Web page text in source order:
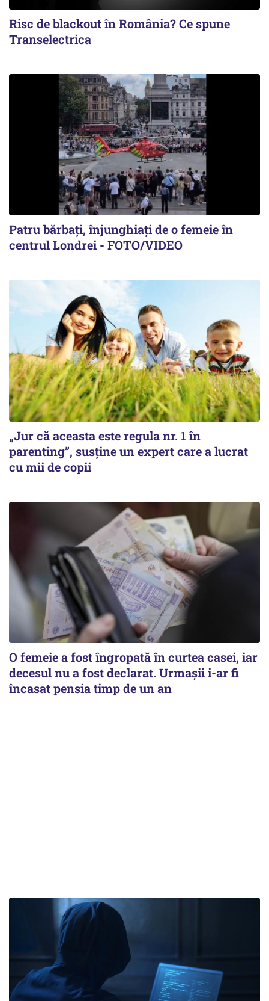
Risc de blackout în România? Ce spune
Transelectrica
Patru bărbați, înjunghiați de o femeie în
centrul Londrei - FOTO/VIDEO
„Jur că aceasta este regula nr. 1 în
parenting”, susține un expert care a lucrat
cu mii de copii
O femeie a fost îngropată în curtea casei, iar
decesul nu a fost declarat. Urmașii i-ar fi
încasat pensia timp de un an